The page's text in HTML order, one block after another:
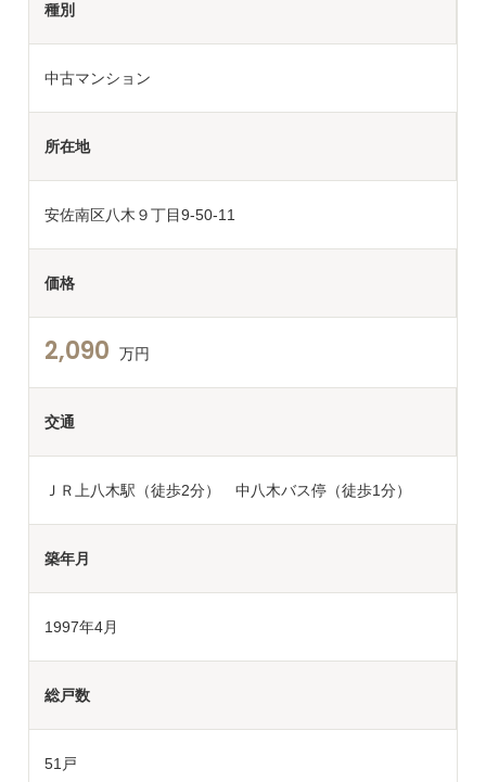
種別
中古マンション
所在地
安佐南区八木９丁目9-50-11
価格
2,090 万円
交通
ＪＲ上八木駅（徒歩2分） 中八木バス停（徒歩1分）
築年月
1997年4月
総戸数
51戸